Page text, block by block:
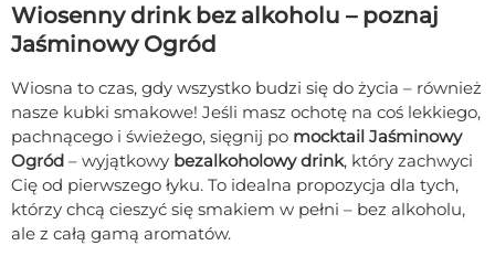
Wiosenny drink bez alkoholu – poznaj
Jaśminowy Ogród
Wiosna to czas, gdy wszystko budzi się do życia – również
nasze kubki smakowe! Jeśli masz ochotę na coś lekkiego,
pachnącego i świeżego, sięgnij po mocktail Jaśminowy
Ogród – wyjątkowy bezalkoholowy drink, który zachwyci
Cię od pierwszego łyku. To idealna propozycja dla tych,
którzy chcą cieszyć się smakiem w pełni – bez alkoholu,
ale z całą gamą aromatów.